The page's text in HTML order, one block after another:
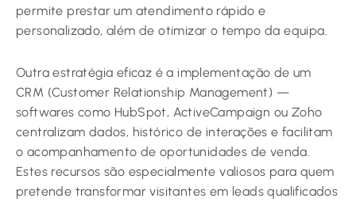
permite prestar um atendimento rápido e
personalizado, além de otimizar o tempo da equipa.
Outra estratégia eficaz é a implementação de um
CRM (Customer Relationship Management) —
softwares como HubSpot, ActiveCampaign ou Zoho
centralizam dados, histórico de interações e facilitam
o acompanhamento de oportunidades de venda.
Estes recursos são especialmente valiosos para quem
pretende transformar visitantes em leads qualificados